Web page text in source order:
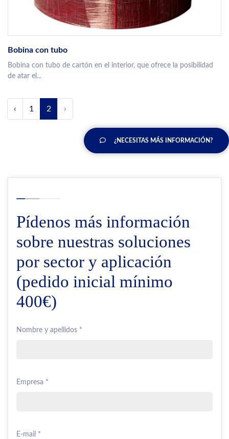
Bobina con tubo
Bobina con tubo de cartón en el interior, que ofrece la posibilidad
de atar el...
‹ 1 2 ›
¿NECESITAS MÁS INFORMACIÓN?
Pídenos más información
sobre nuestras soluciones
por sector y aplicación
(pedido inicial mínimo
400€)
Nombre y apellidos *
Empresa *
E-mail *